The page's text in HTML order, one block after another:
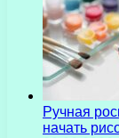
Ручная
начать